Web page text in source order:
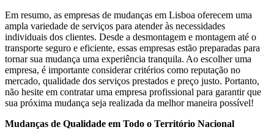
Em resumo, as empresas de mudanças em Lisboa oferecem uma
ampla variedade de serviços para atender às necessidades
individuais dos clientes. Desde a desmontagem e montagem até o
transporte seguro e eficiente, essas empresas estão preparadas para
tornar sua mudança uma experiência tranquila. Ao escolher uma
empresa, é importante considerar critérios como reputação no
mercado, qualidade dos serviços prestados e preço justo. Portanto,
não hesite em contratar uma empresa profissional para garantir que
sua próxima mudança seja realizada da melhor maneira possível!
Mudanças de Qualidade em Todo o Território Nacional